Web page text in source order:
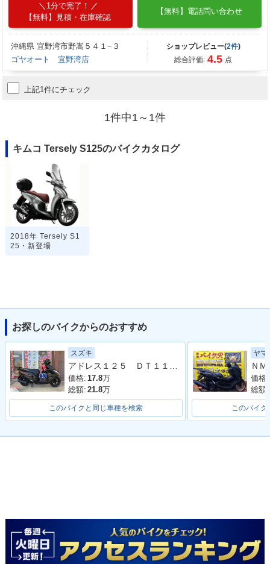
1分で完了！
【無料】見積・在庫確認
【無料】電話問い合わせ
沖縄県 宜野湾市野嵩５４１−３
ゴヤオート 宜野湾店
ショップレビュー(2件)
総合評価: 4.5 点
上記1件にチェック
1件中1～1件
キムコ Tersely S125のバイクカタログ
2018年 Tersely S1
25・新登場
お探しのバイクからのおすすめ
スズキ
アドレス１２５ ＤＴ１１Ａ型 ２０２０年モデル ＬＥＤヘッドライト リアキャリア マルチマウントバー
価格: 17.8万
総額: 21.8万
このバイクと同じ車種を検索
ヤマ
価格:
総額:
このバイク